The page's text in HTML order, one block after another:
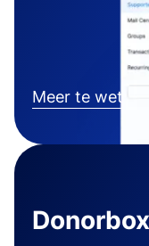
Meer te weten